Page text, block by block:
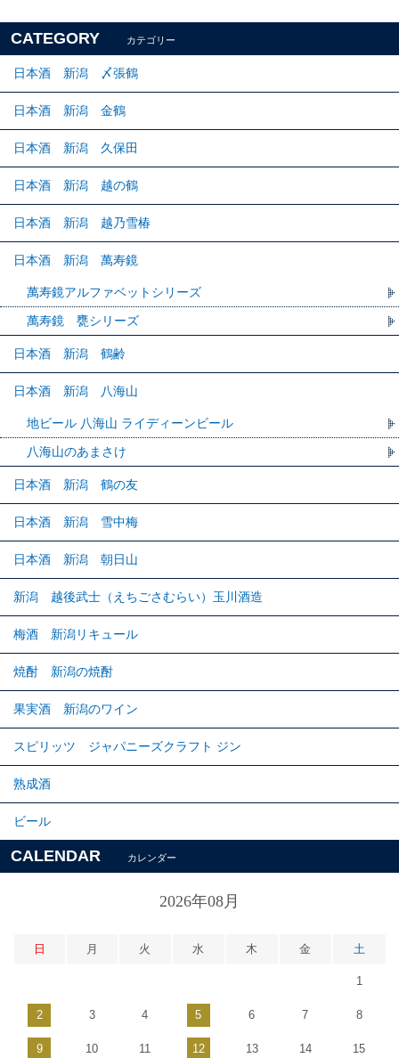
CATEGORY カテゴリー
日本酒 新潟 〆張鶴
日本酒 新潟 金鶴
日本酒 新潟 久保田
日本酒 新潟 越の鶴
日本酒 新潟 越乃雪椿
日本酒 新潟 萬寿鏡
萬寿鏡アルファベットシリーズ
萬寿鏡 甕シリーズ
日本酒 新潟 鶴齢
日本酒 新潟 八海山
地ビール 八海山 ライディーンビール
八海山のあまさけ
日本酒 新潟 鶴の友
日本酒 新潟 雪中梅
日本酒 新潟 朝日山
新潟 越後武士（えちごさむらい）玉川酒造
梅酒 新潟リキュール
焼酎 新潟の焼酎
果実酒 新潟のワイン
スピリッツ ジャパニーズクラフト ジン
熟成酒
ビール
CALENDAR カレンダー
2026年08月
日 月 火 水 木 金 土
1
2 3 4 5 6 7 8
9 10 11 12 13 14 15